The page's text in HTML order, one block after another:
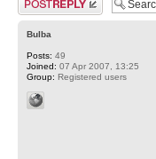
Bulba
Posts: 49
Joined: 07 Apr 2007, 13:25
Group: Registered users